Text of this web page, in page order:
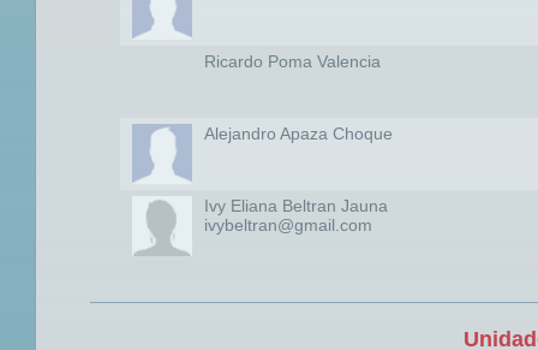
Ricardo Poma Valencia
Alejandro Apaza Choque
Ivy Eliana Beltran Jauna
ivybeltran@gmail.com